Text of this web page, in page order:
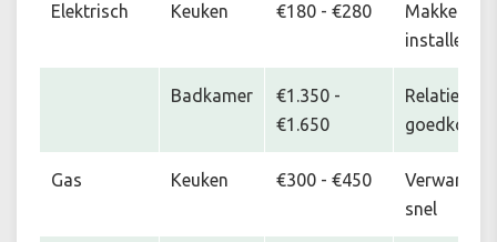
Elektrisch Keuken €180 - €280
Makkelijk
installeren
Badkamer
€1.350 -
€1.650
Relatief
goedkoop
Gas Keuken €300 - €450
Verwarmt
snel